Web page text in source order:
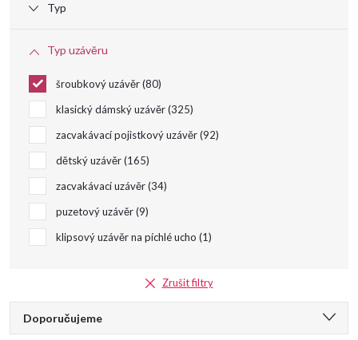
Typ
Typ uzávěru
šroubkový uzávěr 80
klasický dámský uzávěr 325
zacvakávací pojistkový uzávěr 92
dětský uzávěr 165
zacvakávací uzávěr 34
puzetový uzávěr 9
klipsový uzávěr na píchlé ucho 1
Zrušit filtry
Ř
Doporučujeme